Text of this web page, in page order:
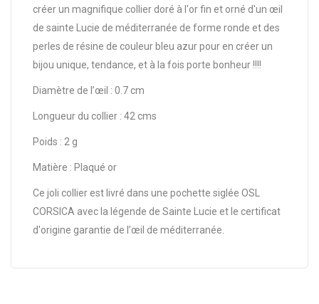
créer un magnifique collier doré à l'or fin et orné d'un œil
de sainte Lucie de méditerranée de forme ronde et des
perles de résine de couleur bleu azur pour en créer un
bijou unique, tendance, et à la fois porte bonheur !!!!
Diamètre de l’œil : 0.7 cm
Longueur du collier : 42 cms
Poids : 2 g
Matière : Plaqué or
Ce joli collier est livré dans une pochette siglée OSL
CORSICA avec la légende de Sainte Lucie et le certificat
d'origine garantie de l’œil de méditerranée.